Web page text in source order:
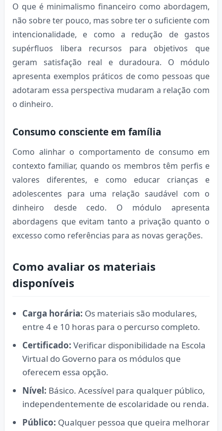
O que é minimalismo financeiro como abordagem,
não sobre ter pouco, mas sobre ter o suficiente com
intencionalidade, e como a redução de gastos
supérfluos libera recursos para objetivos que
geram satisfação real e duradoura. O módulo
apresenta exemplos práticos de como pessoas que
adotaram essa perspectiva mudaram a relação com
o dinheiro.
Consumo consciente em família
Como alinhar o comportamento de consumo em
contexto familiar, quando os membros têm perfis e
valores diferentes, e como educar crianças e
adolescentes para uma relação saudável com o
dinheiro desde cedo. O módulo apresenta
abordagens que evitam tanto a privação quanto o
excesso como referências para as novas gerações.
Como avaliar os materiais
disponíveis
Carga horária: Os materiais são modulares,
entre 4 e 10 horas para o percurso completo.
Certificado: Verificar disponibilidade na Escola
Virtual do Governo para os módulos que
oferecem essa opção.
Nível: Básico. Acessível para qualquer público,
independentemente de escolaridade ou renda.
Público: Qualquer pessoa que queira melhorar